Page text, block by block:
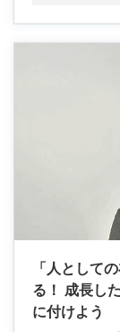
「人として
る！ 成長し
に付けよう